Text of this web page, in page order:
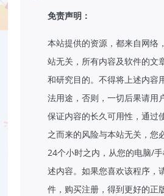
免责声明：
本站提供的资源，都来自网络
站无关，所有内容及软件的文
和研究目的。不得将上述内容
法用途，否则，一切后果请用
保证内容的长久可用性，通过
之而来的风险与本站无关，您
24个小时之内，从您的电脑/
述内容。如果您喜欢该程序，
件，购买注册，得到更好的正